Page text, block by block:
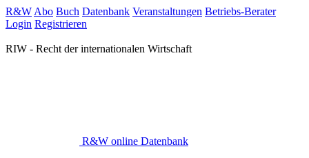
R&W Abo Buch Datenbank Veranstaltungen Betriebs-Berater
Login Registrieren
RIW - Recht der internationalen Wirtschaft
R&W online Datenbank